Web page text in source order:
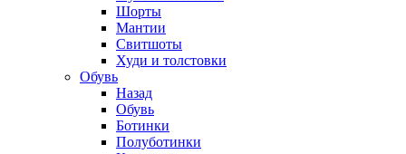
Шорты
Мантии
Свитшоты
Худи и толстовки
Обувь
Назад
Обувь
Ботинки
Полуботинки